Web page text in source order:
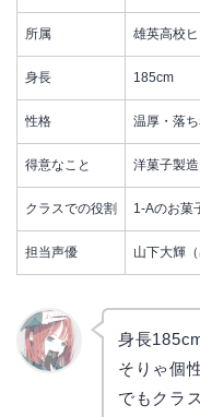
所属 雄英高校
身長 185cm
性格 温厚・落
得意なこと 洋菓子製
クラスでの役割 1-Aのお菓
担当声優 山下大輝
身長
そりゃ個
でもクラ